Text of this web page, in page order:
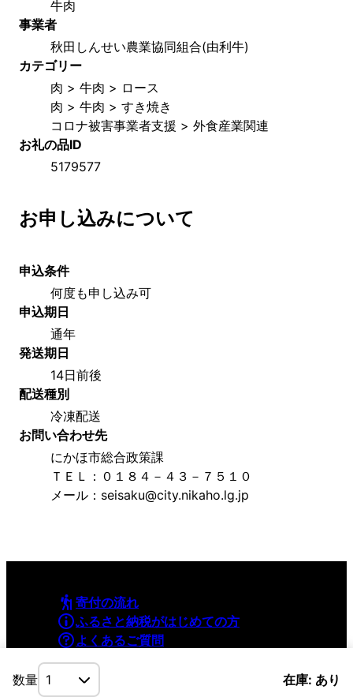
数量 在庫: あり
牛肉
事業者
秋田しんせい農業協同組合(由利牛)
カテゴリー
肉 > 牛肉 > ロース
肉 > 牛肉 > すき焼き
コロナ被害事業者支援 > 外食産業関連
お礼の品ID
5179577
お申し込みについて
申込条件
何度も申し込み可
申込期日
通年
発送期日
14日前後
配送種別
冷凍配送
お問い合わせ先
にかほ市総合政策課
ＴＥＬ：０１８４－４３－７５１０
メール：seisaku@city.nikaho.lg.jp
寄付の流れ
ふるさと納税がはじめての方
よくあるご質問
利用規約
プライバシーポリシー